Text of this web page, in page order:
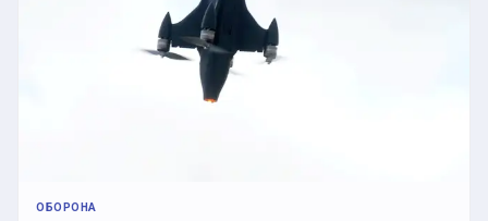
ОБОРОНА